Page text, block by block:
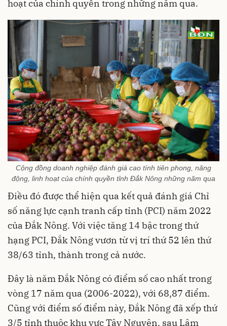
hoạt của chính quyền trong những năm qua.
Cộng đồng doanh nghiệp đánh giá cao tính tiên phong, năng
động, linh hoạt của chính quyền tỉnh Đắk Nông những năm qua
Điều đó được thể hiện qua kết quả đánh giá Chỉ
số năng lực cạnh tranh cấp tỉnh (PCI) năm 2022
của Đắk Nông. Với việc tăng 14 bậc trong thứ
hạng PCI, Đắk Nông vươn từ vị trí thứ 52 lên thứ
38/63 tỉnh, thành trong cả nước.
Đây là năm Đắk Nông có điểm số cao nhất trong
vòng 17 năm qua (2006-2022), với 68,87 điểm.
Cũng với điểm số điểm này, Đắk Nông đã xếp thứ
3/5 tỉnh thuộc khu vực Tây Nguyên, sau Lâm